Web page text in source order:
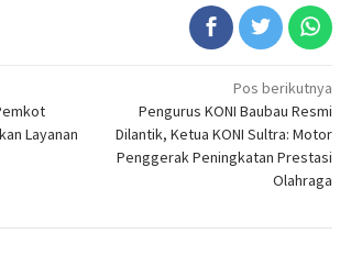
Layanan
Pos berikutnya
Pengurus KONI Baubau Resmi
Dilantik, Ketua KONI Sultra: Motor
Penggerak Peningkatan Prestasi
Olahraga